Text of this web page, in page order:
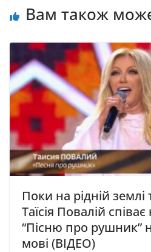
Вам також
Поки на рідній землі
Таїсія Повалій
“Пісню про рушник”
мові (ВІДЕО)